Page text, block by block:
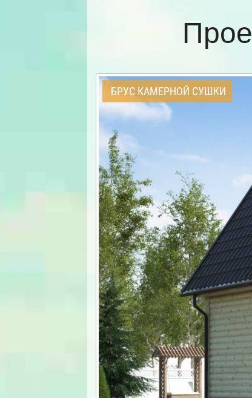
БРУС КАМЕРНОЙ СУШКИ